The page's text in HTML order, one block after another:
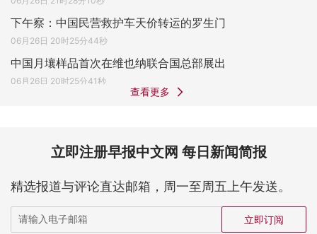
下午察：中国民营救护车天价转运的罗生门
06月26日 20时25分44秒
中国月壤样品首次在维也纳联合国总部展出
06月26日 20时25分41秒
查看更多
立即注册早报中文网 每日新闻简报
精选报道与评论直达邮箱，周一至周五上午发送。
立即订阅